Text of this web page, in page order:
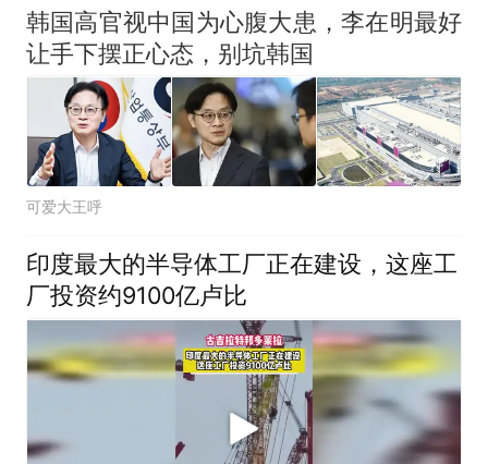
韩国高官视中国为心腹大患，李在明最好
让手下摆正心态，别坑韩国
可爱大王呼
印度最大的半导体工厂正在建设，这座工
厂投资约9100亿卢比